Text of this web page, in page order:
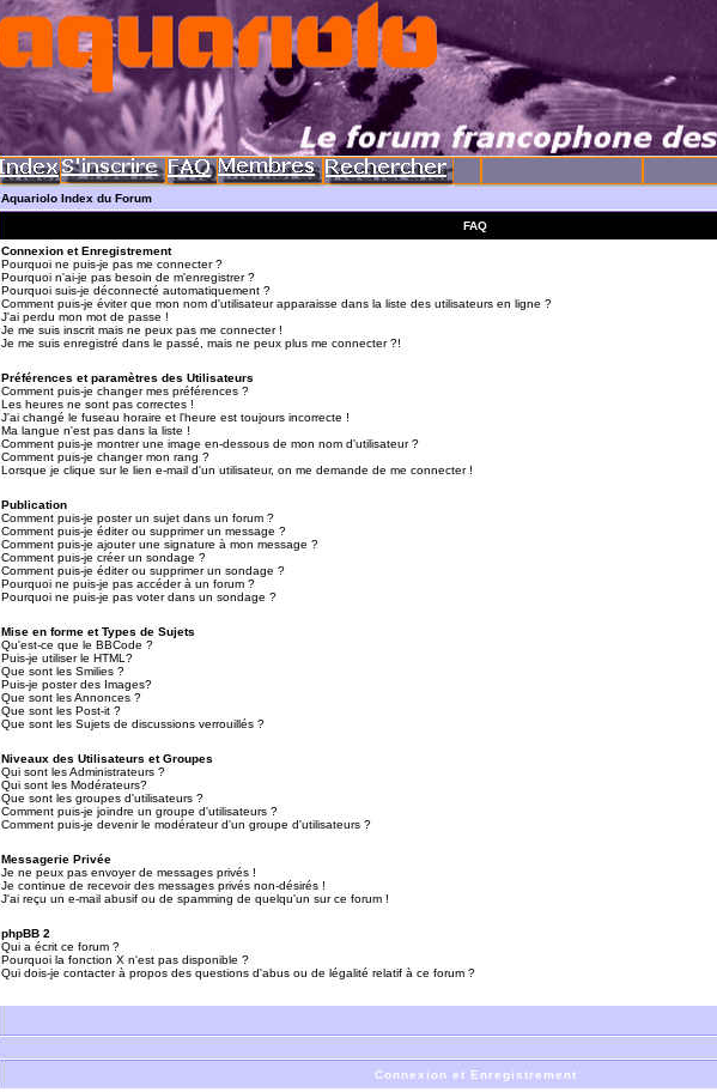
Aquariolo Index du Forum
FAQ
Connexion et Enregistrement
Pourquoi ne puis-je pas me connecter ?
Pourquoi n'ai-je pas besoin de m'enregistrer ?
Pourquoi suis-je déconnecté automatiquement ?
Comment puis-je éviter que mon nom d'utilisateur apparaisse dans la liste des utilisateurs en ligne ?
J'ai perdu mon mot de passe !
Je me suis inscrit mais ne peux pas me connecter !
Je me suis enregistré dans le passé, mais ne peux plus me connecter ?!
Préférences et paramètres des Utilisateurs
Comment puis-je changer mes préférences ?
Les heures ne sont pas correctes !
J'ai changé le fuseau horaire et l'heure est toujours incorrecte !
Ma langue n'est pas dans la liste !
Comment puis-je montrer une image en-dessous de mon nom d'utilisateur ?
Comment puis-je changer mon rang ?
Lorsque je clique sur le lien e-mail d'un utilisateur, on me demande de me connecter !
Publication
Comment puis-je poster un sujet dans un forum ?
Comment puis-je éditer ou supprimer un message ?
Comment puis-je ajouter une signature à mon message ?
Comment puis-je créer un sondage ?
Comment puis-je éditer ou supprimer un sondage ?
Pourquoi ne puis-je pas accéder à un forum ?
Pourquoi ne puis-je pas voter dans un sondage ?
Mise en forme et Types de Sujets
Qu'est-ce que le BBCode ?
Puis-je utiliser le HTML?
Que sont les Smilies ?
Puis-je poster des Images?
Que sont les Annonces ?
Que sont les Post-it ?
Que sont les Sujets de discussions verrouillés ?
Niveaux des Utilisateurs et Groupes
Qui sont les Administrateurs ?
Qui sont les Modérateurs?
Que sont les groupes d'utilisateurs ?
Comment puis-je joindre un groupe d'utilisateurs ?
Comment puis-je devenir le modérateur d'un groupe d'utilisateurs ?
Messagerie Privée
Je ne peux pas envoyer de messages privés !
Je continue de recevoir des messages privés non-désirés !
J'ai reçu un e-mail abusif ou de spamming de quelqu'un sur ce forum !
phpBB 2
Qui a écrit ce forum ?
Pourquoi la fonction X n'est pas disponible ?
Qui dois-je contacter à propos des questions d'abus ou de légalité relatif à ce forum ?
Connexion et Enregistrement